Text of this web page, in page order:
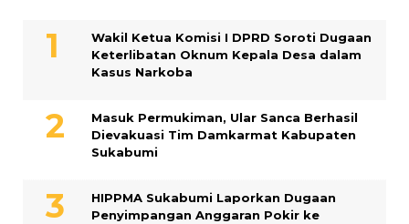
Wakil Ketua Komisi I DPRD Soroti Dugaan
Keterlibatan Oknum Kepala Desa dalam
Kasus Narkoba
Masuk Permukiman, Ular Sanca Berhasil
Dievakuasi Tim Damkarmat Kabupaten
Sukabumi
HIPPMA Sukabumi Laporkan Dugaan
Penyimpangan Anggaran Pokir ke